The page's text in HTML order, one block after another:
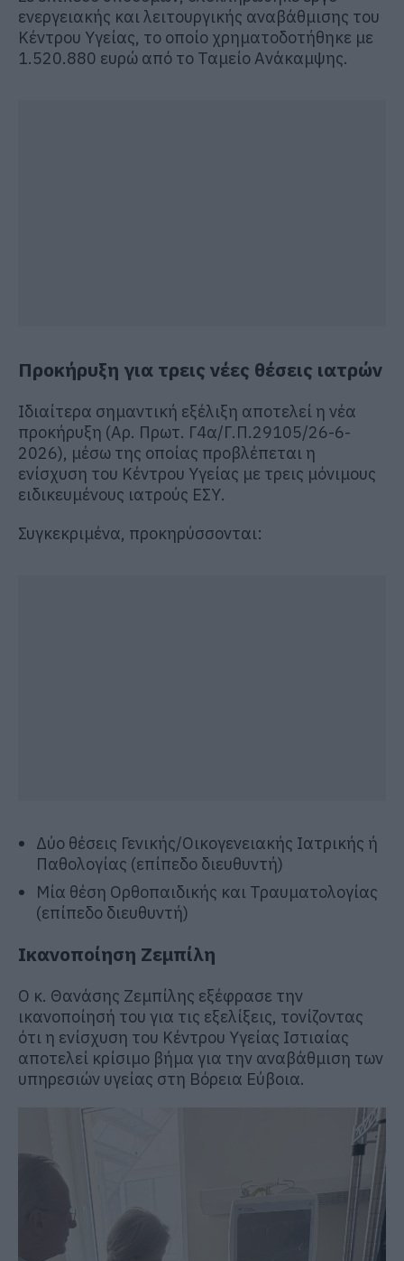
ενεργειακής και λειτουργικής αναβάθμισης του
Κέντρου Υγείας, το οποίο χρηματοδοτήθηκε με
1.520.880 ευρώ από το Ταμείο Ανάκαμψης.
Προκήρυξη για τρεις νέες θέσεις ιατρών
Ιδιαίτερα σημαντική εξέλιξη αποτελεί η νέα
προκήρυξη (Αρ. Πρωτ. Γ4α/Γ.Π.29105/26-6-
2026), μέσω της οποίας προβλέπεται η
ενίσχυση του Κέντρου Υγείας με τρεις μόνιμους
ειδικευμένους ιατρούς ΕΣΥ.
Συγκεκριμένα, προκηρύσσονται:
Δύο θέσεις Γενικής/Οικογενειακής Ιατρικής ή
Παθολογίας (επίπεδο διευθυντή)
Μία θέση Ορθοπαιδικής και Τραυματολογίας
(επίπεδο διευθυντή)
Ικανοποίηση Ζεμπίλη
Ο κ. Θανάσης Ζεμπίλης εξέφρασε την
ικανοποίησή του για τις εξελίξεις, τονίζοντας
ότι η ενίσχυση του Κέντρου Υγείας Ιστιαίας
αποτελεί κρίσιμο βήμα για την αναβάθμιση των
υπηρεσιών υγείας στη Βόρεια Εύβοια.